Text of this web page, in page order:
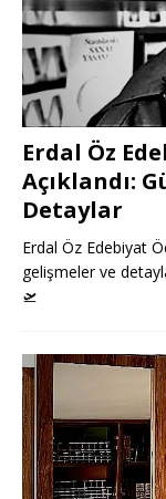
Erdal Öz
Açıklandı:
Detaylar
Erdal Öz Edebiyat
gelişmeler ve
🛫